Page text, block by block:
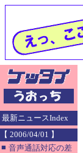
最新ニュースIndex
【 2006/04/01 】
■ 音声通話対応の差